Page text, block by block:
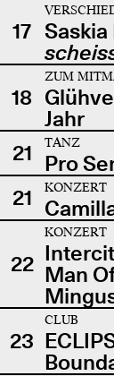
17
18
ZUM
Jahr
21
TANZ
Pro
21
KONZERT
22
KONZERT
Man
23
CLUB